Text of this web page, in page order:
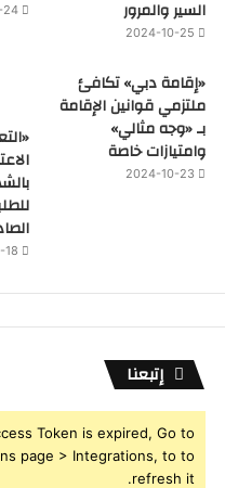
السير والمرور
2024-10-25
24
«إقامة دبي» تكافئ
ملتزمي قوانين الإقامة
بـ «وجه مثالي»
وامتيازات خاصة
2024-10-23
18
إتبعنا
Token is expired, Go to
page > Integrations, to to
refresh it.